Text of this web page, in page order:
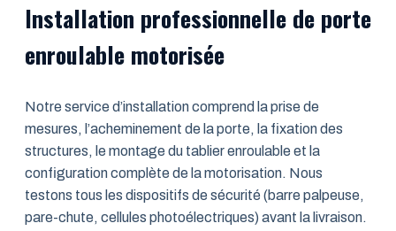
Installation professionnelle de porte
enroulable motorisée
Notre service d’installation comprend la prise de
mesures, l’acheminement de la porte, la fixation des
structures, le montage du tablier enroulable et la
configuration complète de la motorisation. Nous
testons tous les dispositifs de sécurité (barre palpeuse,
pare-chute, cellules photoélectriques) avant la livraison.